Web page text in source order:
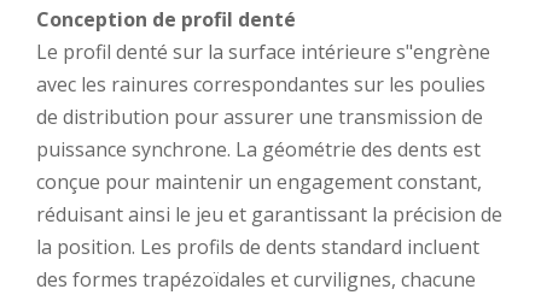
Conception de profil denté
Le profil denté sur la surface intérieure s"engrène
avec les rainures correspondantes sur les poulies
de distribution pour assurer une transmission de
puissance synchrone. La géométrie des dents est
conçue pour maintenir un engagement constant,
réduisant ainsi le jeu et garantissant la précision de
la position. Les profils de dents standard incluent
des formes trapézoïdales et curvilignes, chacune